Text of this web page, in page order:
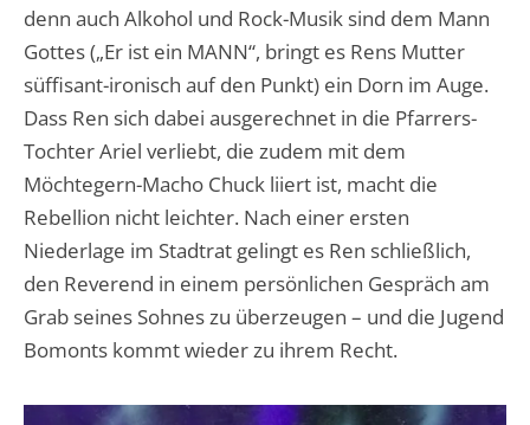
denn auch Alkohol und Rock-Musik sind dem Mann
Gottes („Er ist ein MANN“, bringt es Rens Mutter
süffisant-ironisch auf den Punkt) ein Dorn im Auge.
Dass Ren sich dabei ausgerechnet in die Pfarrers-
Tochter Ariel verliebt, die zudem mit dem
Möchtegern-Macho Chuck liiert ist, macht die
Rebellion nicht leichter. Nach einer ersten
Niederlage im Stadtrat gelingt es Ren schließlich,
den Reverend in einem persönlichen Gespräch am
Grab seines Sohnes zu überzeugen – und die Jugend
Bomonts kommt wieder zu ihrem Recht.